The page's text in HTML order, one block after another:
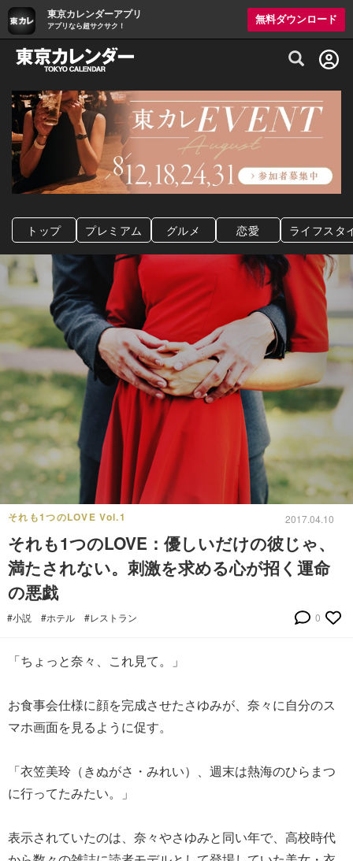
東京カレンダーアプリ
アプリなら超サクサク！
無料ダウンロード
グルメ情報・プレミアムレストラン予約
トップ プレミアム グルメ 恋愛 ライフスタ
それも1つのLOVE Vol.1 2017.04.10
それも1つのLOVE：優しいだけの彼じゃ、
満たされない。刺激を求める心が招く運命
の悪戯
#小説 #ホテル #レストラン 0
「ちょっと奈々、これ見て。」
お食事会仕様に顔を完成させたさゆみが、奈々に自分のス
マホ画面を見るように促す。
「衣笠美玲（きぬがさ・みれい）、週末は熱海のひらまつ
に行ってたみたい。」
表示されていたのは、奈々やさゆみと同い年で、高校時代